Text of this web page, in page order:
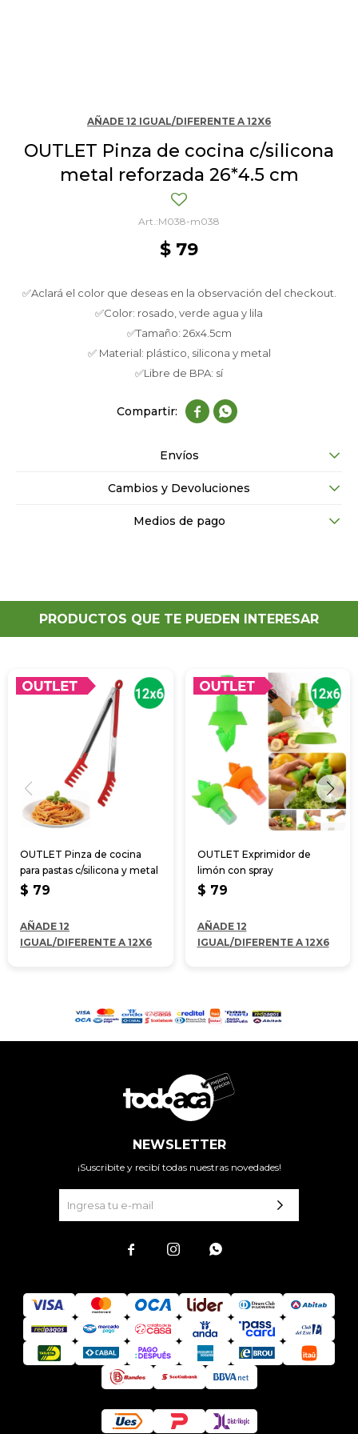
AÑADE 12 IGUAL/DIFERENTE A 12X6
OUTLET Pinza de cocina c/silicona
metal reforzada 26*4.5 cm
M038-m038
$ 79
✅Aclará el color que deseas en la observación del checkout.
✅Color: rosado, verde agua y lila
✅Tamaño: 26x4.5cm
✅ Material: plástico, silicona y metal
✅Libre de BPA: sí
 
Envíos
Cambios y Devoluciones
Medios de pago
PRODUCTOS QUE TE PUEDEN INTERESAR
OUTLET Pinza de cocina
para pastas c/silicona y metal
$ 79
AÑADE 12
IGUAL/DIFERENTE A 12X6
OUTLET Exprimidor de
limón con spray
$ 79
AÑADE 12
IGUAL/DIFERENTE A 12X6
NEWSLETTER
¡Suscribite y recibí todas nuestras novedades!
  